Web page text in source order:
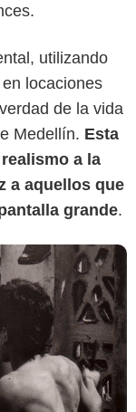
utilizando
locaciones
de la vida
Medellín. Esta
a la
a aquellos que
grande.